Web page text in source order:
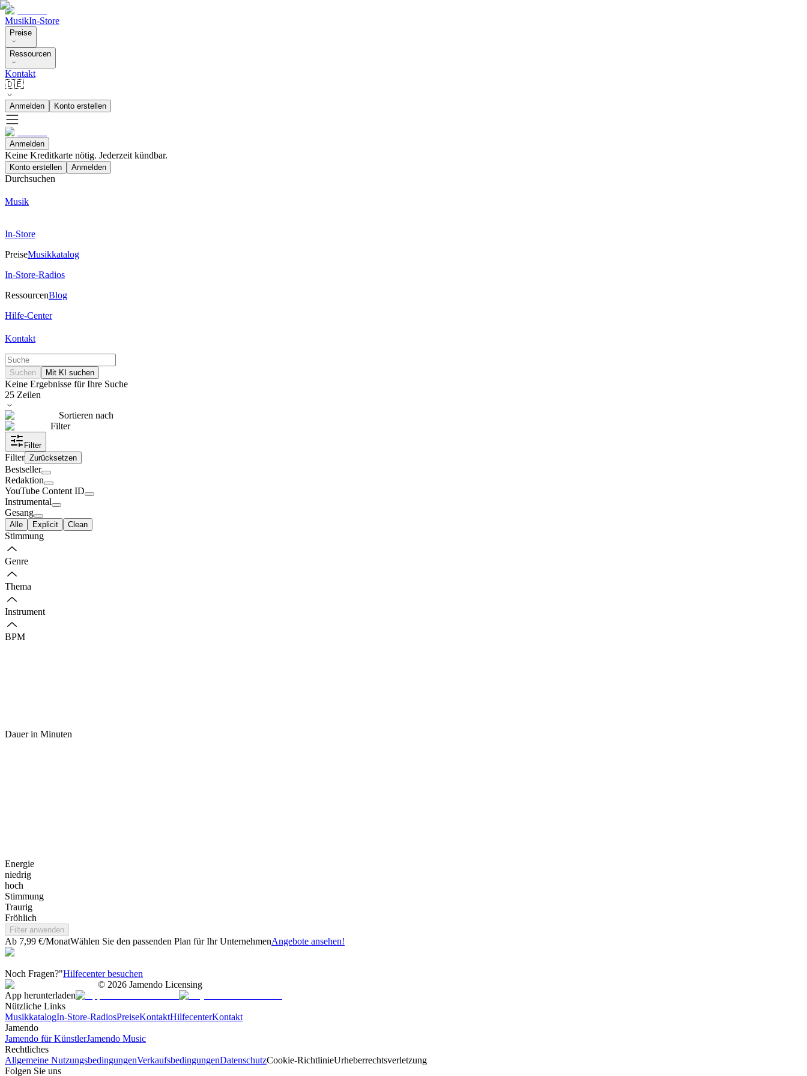
MusikIn-Store
Preise
Ressourcen
Kontakt
🇩🇪
Anmelden Konto erstellen
Anmelden
Keine Kreditkarte nötig. Jederzeit kündbar.
Konto erstellen Anmelden
Durchsuchen
Musik
In-Store
PreiseMusikkatalog
In-Store-Radios
RessourcenBlog
Hilfe-Center
Kontakt
Suchen Mit KI suchen
Keine Ergebnisse für Ihre Suche
25 Zeilen
Sortieren nach
Filter
Filter
Filter Zurücksetzen
Bestseller
Redaktion
YouTube Content ID
Instrumental
Gesang
Alle Explicit Clean
Stimmung
Genre
Thema
Instrument
BPM
Dauer in Minuten
Energie
niedrig
hoch
Stimmung
Traurig
Fröhlich
Filter anwenden
Ab 7,99 €/MonatWählen Sie den passenden Plan für Ihr UnternehmenAngebote ansehen!
Noch Fragen?"Hilfecenter besuchen
© 2026 Jamendo Licensing
App herunterladen
Nützliche Links
MusikkatalogIn-Store-RadiosPreiseKontaktHilfecenterKontakt
Jamendo
Jamendo für KünstlerJamendo Music
Rechtliches
Allgemeine NutzungsbedingungenVerkaufsbedingungenDatenschutzCookie-RichtlinieUrheberrechtsverletzung
Folgen Sie uns